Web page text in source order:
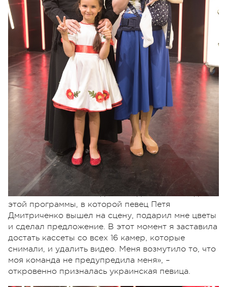
Интересно, что в рамках третьего выпуска
тренер «Голосу.Діти-4» Наталья Могилевская
призналась, кому однажды отказала в
предложении руки и сердца:
«Когда-то на украинском телевидении была
романтическая программа, в которой молодые
люди делали предложение руки и сердца своим
возлюбленным. Есть один неизданный эпизод
этой программы, в которой певец Петя
Дмитриченко вышел на сцену, подарил мне цветы
и сделал предложение. В этот момент я заставила
достать кассеты со всех 16 камер, которые
снимали, и удалить видео. Меня возмутило то, что
моя команда не предупредила меня», –
откровенно призналась украинская певица.